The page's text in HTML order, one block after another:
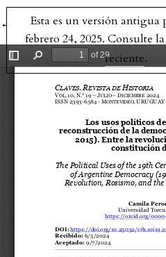
Volver a los detalles del
Esta es un versión antigua
febrero 24, 2025. Consulte
reciente.